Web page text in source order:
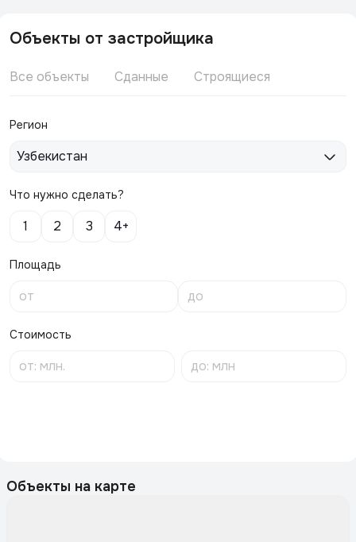
Объекты от застройщика
Все объекты Сданные Строящиеся
Регион
Узбекистан
Что нужно сделать?
1 2 3 4+
Площадь
Стоимость
Объекты на карте